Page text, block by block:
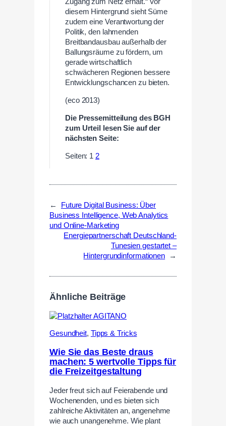
Zugang zum Netz erhält.“ Vor
diesem Hintergrund sieht Süme
zudem eine Verantwortung der
Politik, den lahmenden
Breitbandausbau außerhalb der
Ballungsräume zu fördern, um
gerade wirtschaftlich
schwächeren Regionen bessere
Entwicklungschancen zu bieten.
(eco 2013)
Die Pressemitteilung des BGH
zum Urteil lesen Sie auf der
nächsten Seite:
Seiten: 1 2
←
Future Digital Business: Über
Business Intelligence, Web Analytics
und Online-Marketing
Energiepartnerschaft Deutschland-
Tunesien gestartet –
Hintergrundinformationen
→
Ähnliche Beiträge
Gesundheit, Tipps & Tricks
Wie Sie das Beste draus
machen: 5 wertvolle Tipps für
die Freizeitgestaltung
Jeder freut sich auf Feierabende und
Wochenenden, und es bieten sich
zahlreiche Aktivitäten an, angenehme
wie auch unangenehme. Wie plant